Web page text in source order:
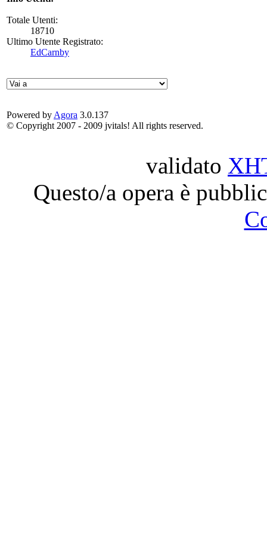
Totale Utenti:
18710
Ultimo Utente Registrato:
EdCarnby
Powered by Agora 3.0.137
© Copyright 2007 - 2009 jvitals! All rights reserved.
validato
Questo/a opera è